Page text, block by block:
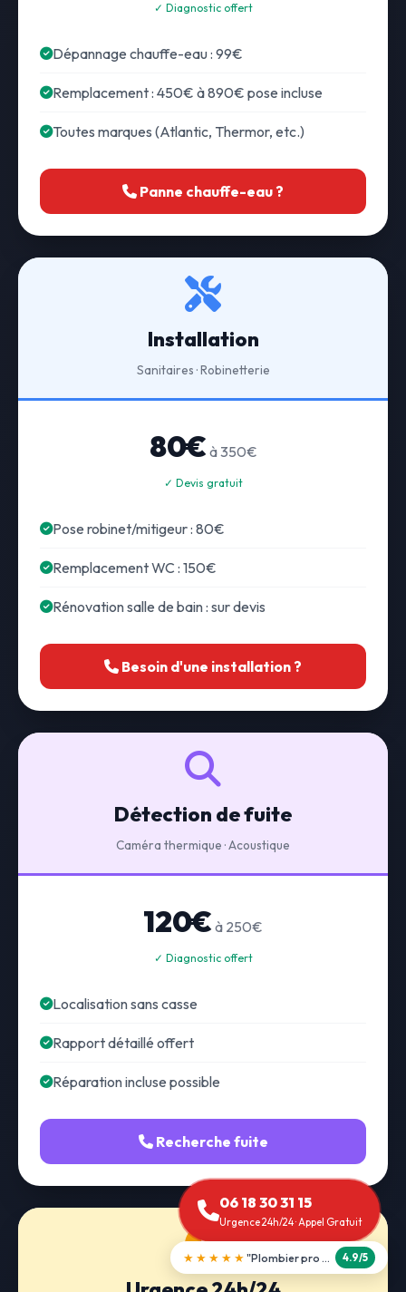
✓ Diagnostic offert
Dépannage chauffe-eau : 99€
Remplacement : 450€ à 890€ pose incluse
Toutes marques (Atlantic, Thermor, etc.)
Panne chauffe-eau ?
Installation
Sanitaires · Robinetterie
80€ à 350€
✓ Devis gratuit
Pose robinet/mitigeur : 80€
Remplacement WC : 150€
Rénovation salle de bain : sur devis
Besoin d'une installation ?
Détection de fuite
Caméra thermique · Acoustique
120€ à 250€
✓ Diagnostic offert
Localisation sans casse
Rapport détaillé offert
Réparation incluse possible
Recherche fuite
06 18 30 31 15
Urgence 24h/24 · Appel Gratuit
★★★★★ "Débouchage WC en 30 min" 5.0/5